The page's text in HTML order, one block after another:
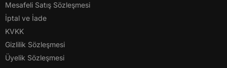
Mesafeli Satış Sözleşmesi
İptal ve İade
KVKK
Gizlilik Sözleşmesi
Üyelik Sözleşmesi